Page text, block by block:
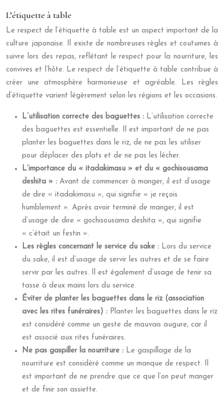
L’étiquette à table
Le respect de l’étiquette à table est un aspect important de la
culture japonaise. Il existe de nombreuses règles et coutumes à
suivre lors des repas, reflétant le respect pour la nourriture, les
convives et l’hôte. Le respect de l’étiquette à table contribue à
créer une atmosphère harmonieuse et agréable. Les règles
d’étiquette varient légèrement selon les régions et les occasions.
L’utilisation correcte des baguettes : L’utilisation correcte
des baguettes est essentielle. Il est important de ne pas
planter les baguettes dans le riz, de ne pas les utiliser
pour déplacer des plats et de ne pas les lécher.
L’importance du « itadakimasu » et du « gochisousama
deshita » : Avant de commencer à manger, il est d’usage
de dire « itadakimasu », qui signifie « je reçois
humblement ». Après avoir terminé de manger, il est
d’usage de dire « gochisousama deshita », qui signifie
« c’était un festin ».
Les règles concernant le service du sake : Lors du service
du sake, il est d’usage de servir les autres et de se faire
servir par les autres. Il est également d’usage de tenir sa
tasse à deux mains lors du service.
Éviter de planter les baguettes dans le riz (association
avec les rites funéraires) : Planter les baguettes dans le riz
est considéré comme un geste de mauvais augure, car il
est associé aux rites funéraires.
Ne pas gaspiller la nourriture : Le gaspillage de la
nourriture est considéré comme un manque de respect. Il
est important de ne prendre que ce que l’on peut manger
et de finir son assiette.